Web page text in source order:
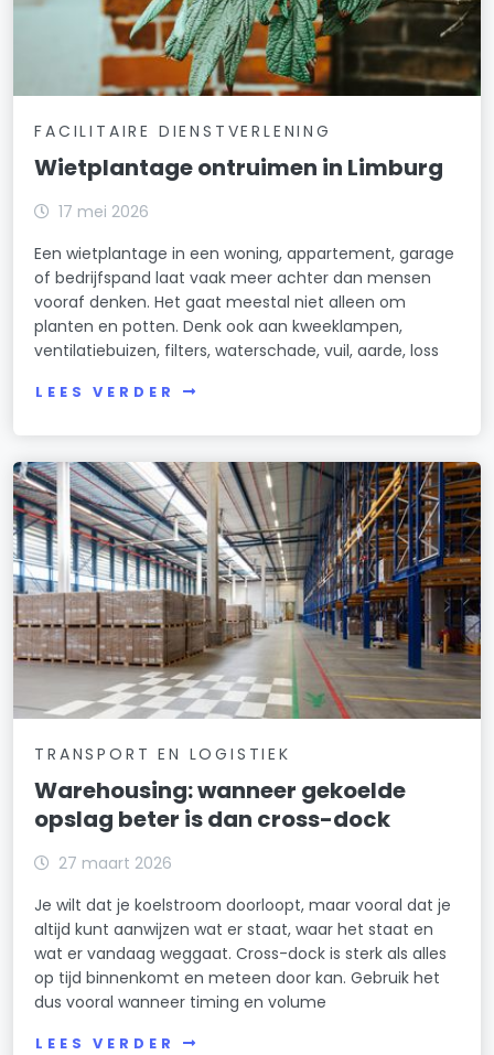
FACILITAIRE DIENSTVERLENING
Wietplantage ontruimen in Limburg
17 mei 2026
Een wietplantage in een woning, appartement, garage
of bedrijfspand laat vaak meer achter dan mensen
vooraf denken. Het gaat meestal niet alleen om
planten en potten. Denk ook aan kweeklampen,
ventilatiebuizen, filters, waterschade, vuil, aarde, loss
LEES VERDER
TRANSPORT EN LOGISTIEK
Warehousing: wanneer gekoelde
opslag beter is dan cross-dock
27 maart 2026
Je wilt dat je koelstroom doorloopt, maar vooral dat je
altijd kunt aanwijzen wat er staat, waar het staat en
wat er vandaag weggaat. Cross-dock is sterk als alles
op tijd binnenkomt en meteen door kan. Gebruik het
dus vooral wanneer timing en volume
LEES VERDER